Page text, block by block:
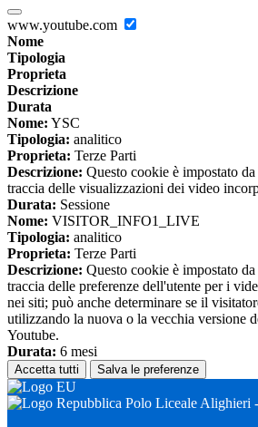
www.youtube.com
Nome
Tipologia
Proprieta
Descrizione
Durata
Nome: YSC
Tipologia: analitico
Proprieta: Terze Parti
Descrizione: Questo cookie è impostato
traccia delle visualizzazioni dei video
Durata: Sessione
Nome: VISITOR_INFO1_LIVE
Tipologia: analitico
Proprieta: Terze Parti
Descrizione: Questo cookie è impostato
traccia delle preferenze dell'utente per i
nei siti; può anche determinare se il
utilizzando la nuova o la vecchia versione
Youtube.
Durata: 6 mesi
Accetta tutti Salva le preferenze
Polo Liceale Alighieri